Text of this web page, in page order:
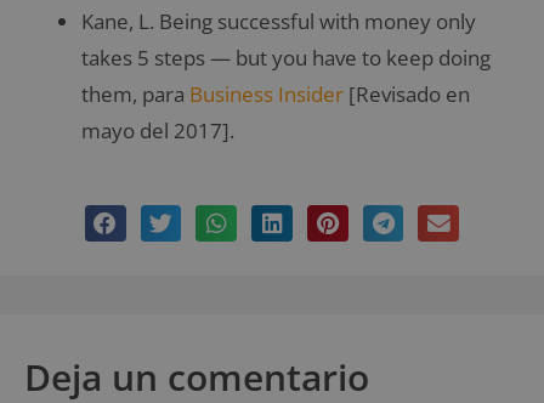
Kane, L. Being successful with money only
takes 5 steps — but you have to keep doing
them, para Business Insider [Revisado en
mayo del 2017].
Deja un comentario